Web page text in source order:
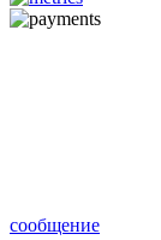
сообщение